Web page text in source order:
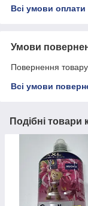
Всі умови оплати
Умови
Повернення
Всі умови
Подібні товари